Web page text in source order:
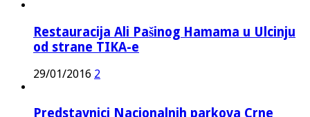
Restauracija Ali Pašinog Hamama u Ulcinju
od strane TIKA-e
29/01/2016 2
Predstavnici Nacionalnih parkova Crne